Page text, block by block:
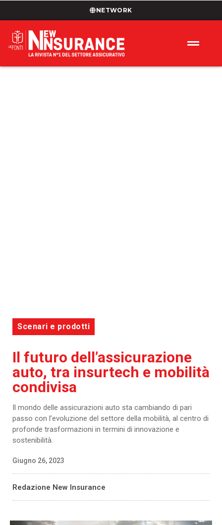
NETWORK
Scenari e prodotti
Il futuro dell’assicurazione
auto, tra insurtech e mobilità
condivisa
Il mondo delle assicurazioni auto sta cambiando di pari
passo con l’evoluzione del settore della mobilità, al centro di
profonde trasformazioni in termini di innovazione e
sostenibilità.
Giugno 26, 2023
Redazione New Insurance